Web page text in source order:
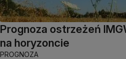
Prognoza ostrzeżeń
na horyzoncie
PROGNOZA